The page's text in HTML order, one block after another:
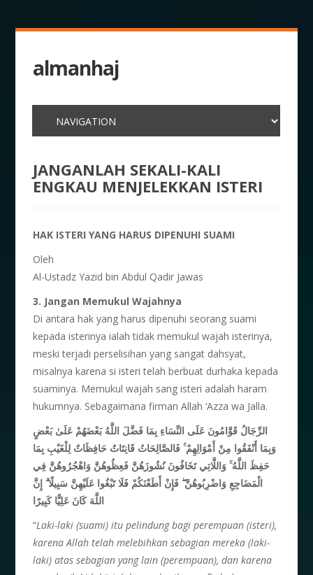
almanhaj
JANGANLAH SEKALI-KALI
ENGKAU MENJELEKKAN ISTERI
HAK ISTERI YANG HARUS DIPENUHI SUAMI
Oleh
Al-Ustadz Yazid bin Abdul Qadir Jawas
3. Jangan Memukul Wajahnya
Di antara hak yang harus dipenuhi seorang suami
kepada isterinya ialah tidak memukul wajah isterinya,
meski terjadi perselisihan yang sangat dahsyat,
misalnya karena si isteri telah berbuat durhaka kepada
suaminya. Memukul wajah sang isteri adalah haram
hukumnya. Sebagaimana firman Allah ‘Azza wa Jalla.
الرِّجَالُ قَوَّامُونَ عَلَى النِّسَاءِ بِمَا فَضَّلَ اللَّهُ بَعْضَهُمْ عَلَىٰ بَعْضٍ
وَبِمَا أَنْفَقُوا مِنْ أَمْوَالِهِمْ ۚ فَالصَّالِحَاتُ قَانِتَاتٌ حَافِظَاتٌ لِلْغَيْبِ بِمَا
حَفِظَ اللَّهُ ۚ وَاللَّاتِي تَخَافُونَ نُشُوزَهُنَّ فَعِظُوهُنَّ وَاهْجُرُوهُنَّ فِي
الْمَضَاجِعِ وَاضْرِبُوهُنَّ ۖ فَإِنْ أَطَعْنَكُمْ فَلَا تَبْغُوا عَلَيْهِنَّ سَبِيلًا ۗ إِنَّ
اللَّهَ كَانَ عَلِيًّا كَبِيرًا
“Laki-laki (suami) itu pelindung bagi perempuan (isteri),
karena Allah telah melebihkan sebagian mereka (laki-
laki) atas sebagian yang lain (perempuan), dan karena